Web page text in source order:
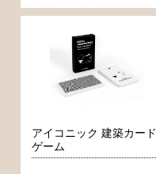
アイコニック 建築カード
ゲーム